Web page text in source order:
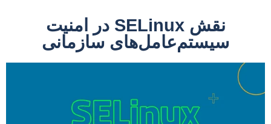
نقش SELinux در امنیت
سیستم‌عامل‌های سازمانی